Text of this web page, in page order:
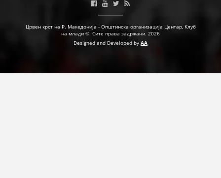
ДЕЈСТВУВАЊЕ
Црвен крст на Р. Македонија - Општинска организација Центар, Клуб
на млади ©. Сите права задржани. 2026
Designed and Developed by AA